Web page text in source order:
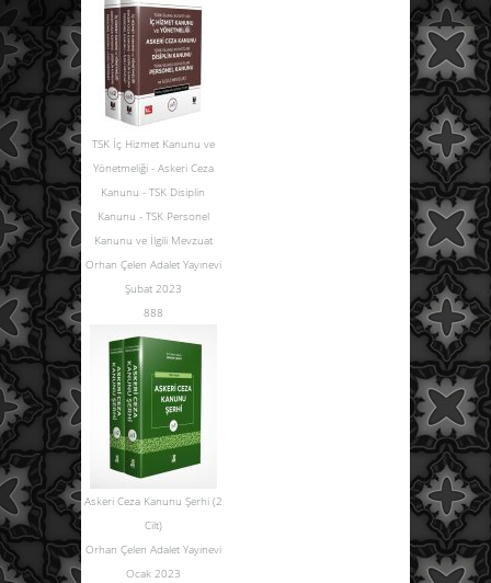
TSK İç Hizmet Kanunu ve
Yönetmeliği - Askeri Ceza
Kanunu - TSK Disiplin
Kanunu - TSK Personel
Kanunu ve İlgili Mevzuat
Orhan Çelen Adalet Yayınevi
Şubat 2023
888
Askeri Ceza Kanunu Şerhi (2
Cilt)
Orhan Çelen Adalet Yayınevi
Ocak 2023